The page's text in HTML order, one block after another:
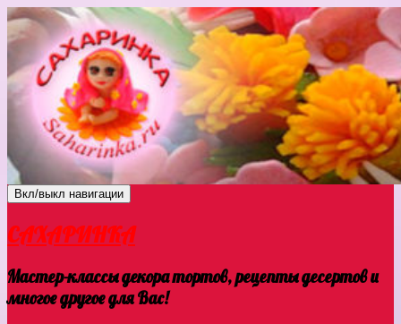
Вкл/выкл навигации
САХАРИНКА
Мастер-классы декора тортов, рецепты десертов и
многое другое для Вас!